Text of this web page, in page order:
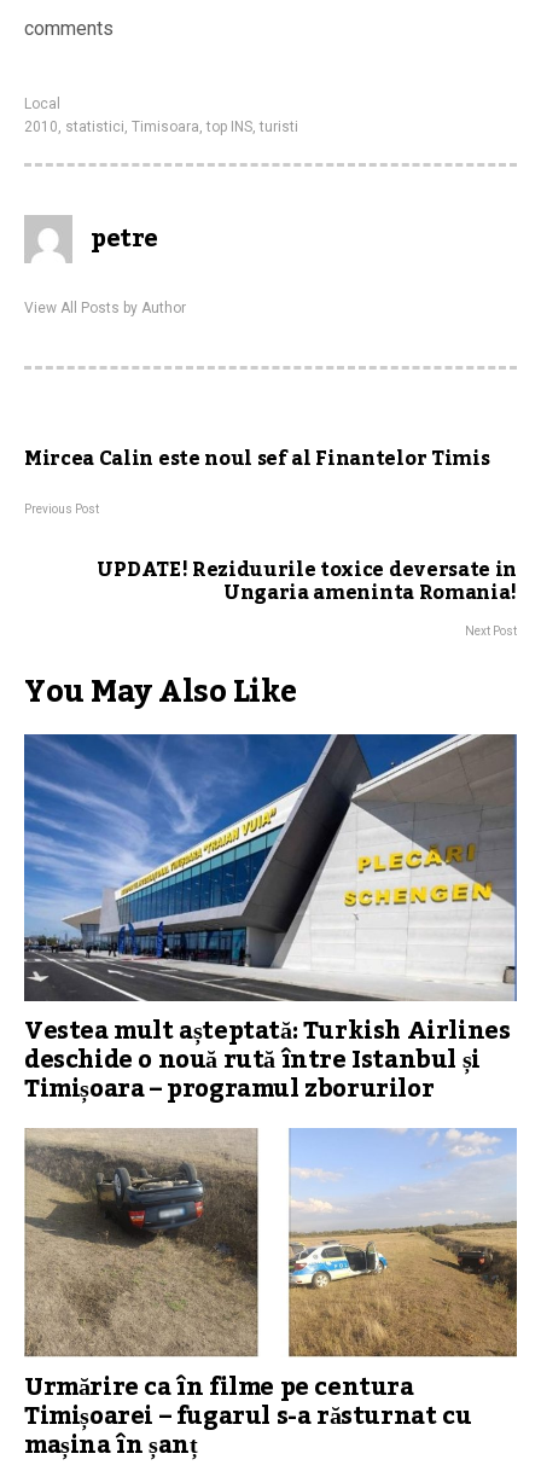
comments
Local
2010, statistici, Timisoara,top INS,turisti
petre
View All Posts by Author
Mircea Calin este noul sef al Finantelor Timis
Previous Post
UPDATE! Reziduurile toxice deversate in
Ungaria ameninta Romania!
Next Post
You May Also Like
Vestea mult așteptată: Turkish Airlines
deschide o nouă rută între Istanbul și
Timișoara – programul zborurilor
Urmărire ca în filme pe centura
Timișoarei – fugarul s-a răsturnat cu
mașina în șanț